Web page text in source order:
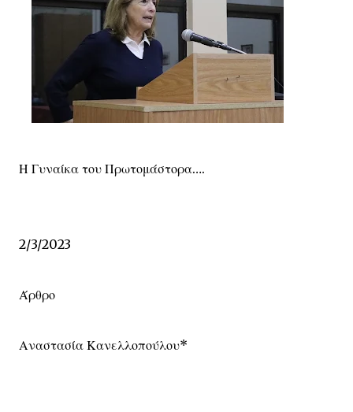
Η Γυναίκα του Πρωτομάστορα….
2/3/2023
Άρθρο
Αναστασία Κανελλοπούλου*